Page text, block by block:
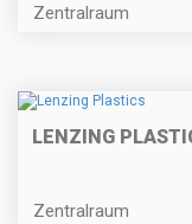
Zentralraum
LENZING
Zentralraum